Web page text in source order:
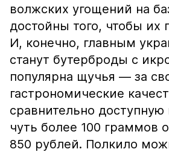
волжских угощений на
достойны того, чтобы их
И, конечно, главным
станут бутерброды с
популярна щучья — за
гастрономические
сравнительно доступную
чуть более 100 граммов
850 рублей. Полкило